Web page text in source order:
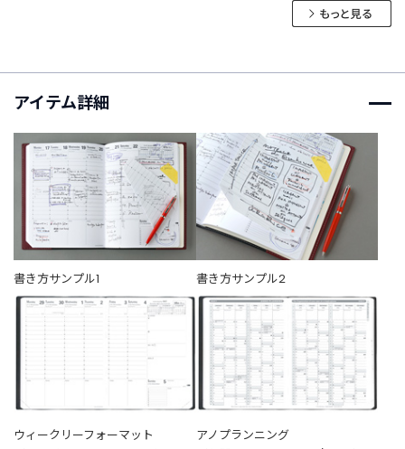
アイテム詳細
書き方サンプル1 書き方サンプル2
ウィークリーフォーマット
アノプランニング